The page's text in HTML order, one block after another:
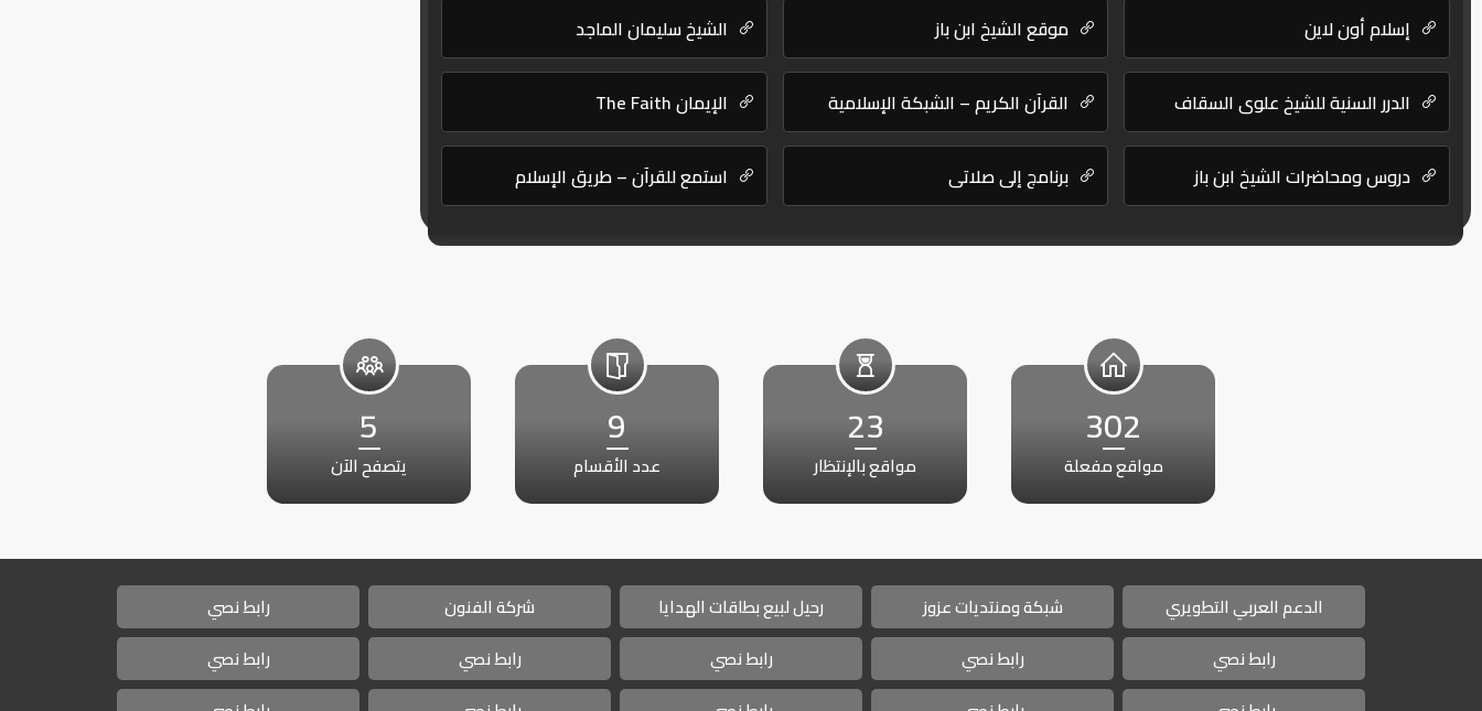
إسلام أون لاين موقع الشيخ ابن باز الشيخ سليمان الماجد
الدرر السنية للشيخ علوي السقاف القرآن الكريم – الشبكة الإسلامية الإيمان The Faith
دروس ومحاضرات الشيخ ابن باز برنامج إلى صلاتى استمع للقرآن – طريق الإسلام
302
مواقع مفعلة
23
مواقع بالإنتظار
9
عدد الأقسام
5
يتصفح الآن
الدعم العربي التطويري شبكة ومنتديات عزوز رحيل لبيع بطاقات الهدايا شركة الفنون
رابط نصي
رابط نصي
رابط نصي رابط نصي رابط نصي
رابط نصي